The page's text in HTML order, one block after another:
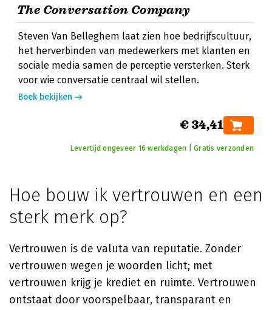
The Conversation Company
Steven Van Belleghem laat zien hoe bedrijfscultuur,
het herverbinden van medewerkers met klanten en
sociale media samen de perceptie versterken. Sterk
voor wie conversatie centraal wil stellen.
Boek bekijken
€ 34,41
Levertijd ongeveer 16 werkdagen | Gratis verzonden
Hoe bouw ik vertrouwen en een
sterk merk op?
Vertrouwen is de valuta van reputatie. Zonder
vertrouwen wegen je woorden licht; met
vertrouwen krijg je krediet en ruimte. Vertrouwen
ontstaat door voorspelbaar, transparant en